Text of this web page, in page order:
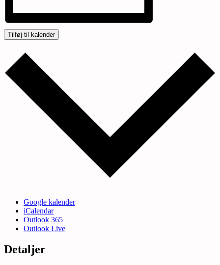
Tilføj til kalender
Google kalender
iCalendar
Outlook 365
Outlook Live
Detaljer